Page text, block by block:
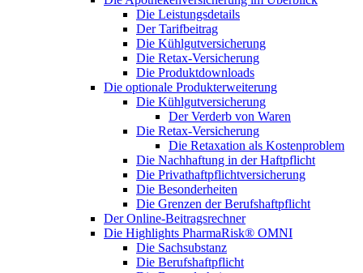
Die Leistungsdetails
Der Tarifbeitrag
Die Kühlgutversicherung
Die Retax-Versicherung
Die Produktdownloads
Die optionale Produkterweiterung
Die Kühlgutversicherung
Der Verderb von Waren
Die Retax-Versicherung
Die Retaxation als Kostenproblem
Die Nachhaftung in der Haftpflicht
Die Privathaftpflichtversicherung
Die Besonderheiten
Die Grenzen der Berufshaftpflicht
Der Online-Beitragsrechner
Die Highlights PharmaRisk® OMNI
Die Sachsubstanz
Die Berufshaftpflicht